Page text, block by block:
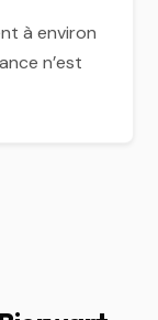
à environ
n’est